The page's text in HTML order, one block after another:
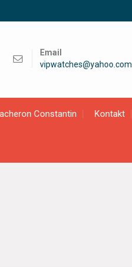
Email
vipwatches@yahoo.com
Constantin Kontakt